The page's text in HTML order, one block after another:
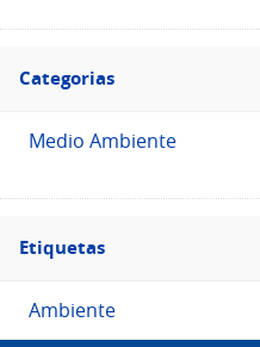
Filtro
Categorias
Categorias
Medio Ambiente
Filtro
Etiquetas
Etiquetas
Ambiente